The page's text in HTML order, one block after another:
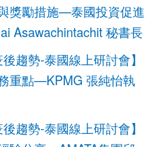
獎勵措施—泰國投資促進
Asawachintachit 秘書長
趨勢-泰國線上研討會】
重點—KPMG 張純怡執
趨勢-泰國線上研討會】